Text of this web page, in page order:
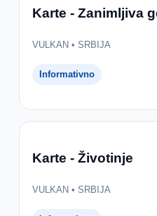
Karte - Zanimljiva
VULKAN • SRBIJA
Informativno
Karte - Životinje
VULKAN • SRBIJA